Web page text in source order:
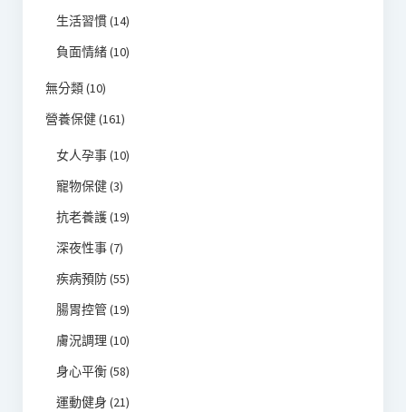
生活習慣(14)
負面情緒(10)
無分類(10)
營養保健(161)
女人孕事(10)
寵物保健(3)
抗老養護(19)
深夜性事(7)
疾病預防(55)
腸胃控管(19)
膚況調理 (10)
身心平衡(58)
運動健身 (21)